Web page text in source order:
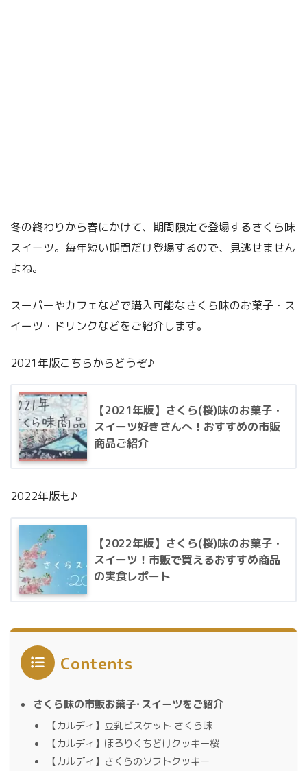
冬の終わりから春にかけて、期間限定で登場するさくら味
スイーツ。毎年短い期間だけ登場するので、見逃せません
よね。
スーパーやカフェなどで購入可能なさくら味のお菓子・ス
イーツ・ドリンクなどをご紹介します。
2021年版こちらからどうぞ♪
【2021年版】さくら(桜)味のお菓子・
スイーツ好きさんへ！おすすめの市販
商品ご紹介
2022年版も♪
【2022年版】さくら(桜)味のお菓子・
スイーツ！市販で買えるおすすめ商品
の実食レポート
Contents
さくら味の市販お菓子･スイーツをご紹介
【カルディ】豆乳ビスケット さくら味
【カルディ】ほろりくちどけクッキー桜
【カルディ】さくらのソフトクッキー